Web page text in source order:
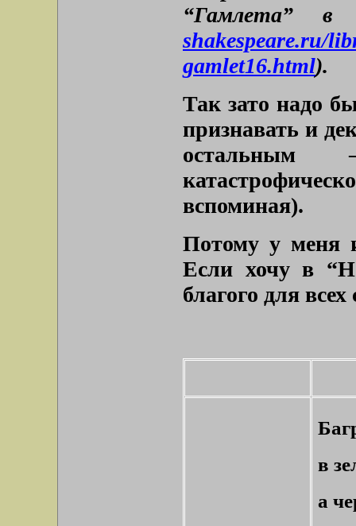
“Гамлета” в
shakespeare.ru/
gamlet16.html).
Так зато надо
признавать и
остальным
вспоминая).
Потому у меня
Если хочу в
благого для
в
а